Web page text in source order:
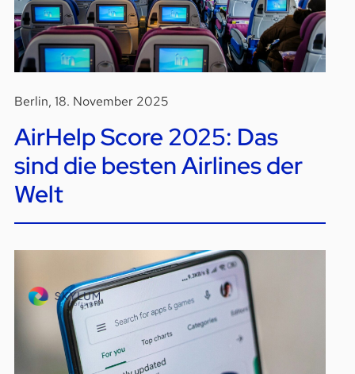
Berlin, 18. November 2025
AirHelp Score 2025: Das
sind die besten Airlines der
Welt